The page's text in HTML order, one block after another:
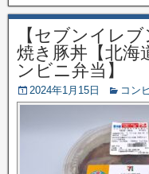
【セブンイレ
焼き豚丼【北海
ンビニ弁当】
2024年1月15日 コン